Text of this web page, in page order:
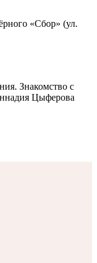
«Сбор» (ул.
Знакомство с
Цыферова